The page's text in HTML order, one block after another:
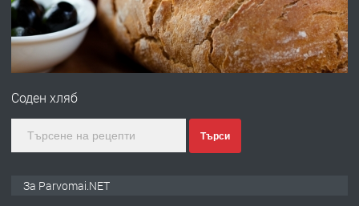
преди 1 година
ПРЕДЛАГА
Първи поход "По стъпките на Ангел
Соден хляб
Търси
За Parvomai.NET